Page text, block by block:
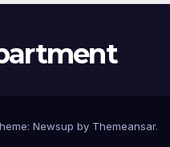
Newsup by Themeansar.